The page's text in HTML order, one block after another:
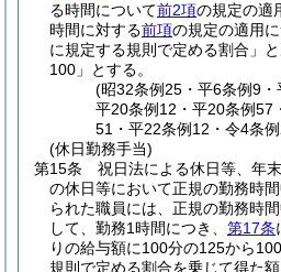
る時間について前2項の規定の適
時間に対する前項の規定の適用に
に規定する規則で定める割合」
100」とする。
(昭32条例25・平6条例9・
平20条例12・平20条例57
51・平22条例12・令4条
(休日勤務手当)
第15条
祝日法による休日等、年
の休日等において正規の勤務時
られた職員には、正規の勤務時
して、勤務1時間につき、 第17条
りの給与額に100分の125から
規則で定める割合を乗じて得た